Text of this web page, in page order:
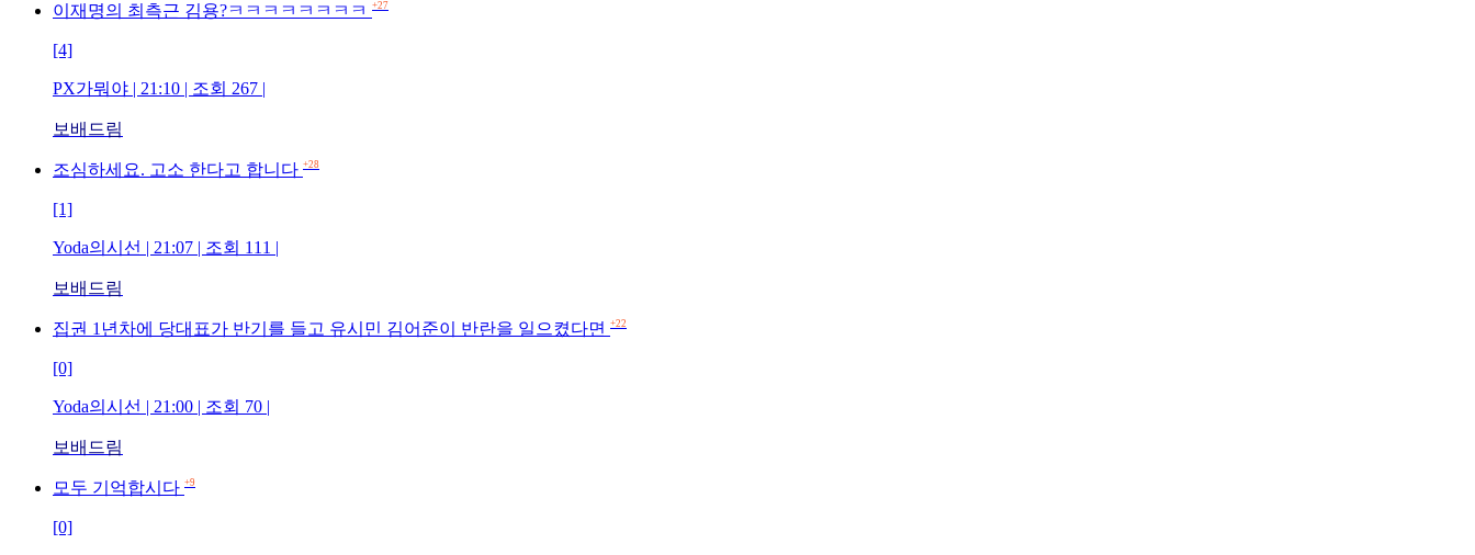
이재명의 최측근 김용?ㅋㅋㅋㅋㅋㅋㅋㅋ +27
[4]
PX가뭐야 | 21:10 | 조회 267 |
보배드림
조심하세요. 고소 한다고 합니다 +28
[1]
Yoda의시선 | 21:07 | 조회 111 |
보배드림
집권 1년차에 당대표가 반기를 들고 유시민 김어준이 반란을 일으켰다면 +22
[0]
Yoda의시선 | 21:00 | 조회 70 |
보배드림
모두 기억합시다 +9
[0]